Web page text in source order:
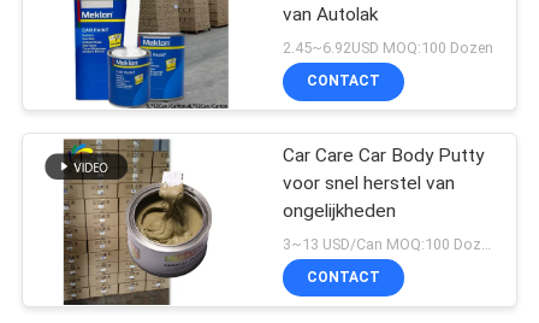
van Autolak
2.45~6.92USD MOQ:100 Dozen
CONTACT
Car Care Car Body Putty
voor snel herstel van
ongelijkheden
CONTACT